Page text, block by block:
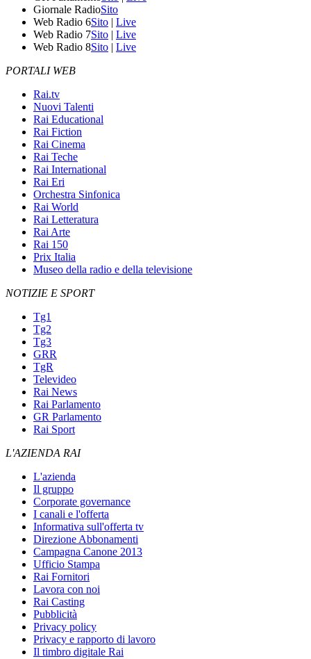
Giornale RadioSito
Web Radio 6Sito | Live
Web Radio 7Sito | Live
Web Radio 8Sito | Live
PORTALI WEB
Rai.tv
Nuovi Talenti
Rai Educational
Rai Fiction
Rai Cinema
Rai Teche
Rai International
Rai Eri
Orchestra Sinfonica
Rai World
Rai Letteratura
Rai Arte
Rai 150
Prix Italia
Museo della radio e della televisione
NOTIZIE E SPORT
Tg1
Tg2
Tg3
GRR
TgR
Televideo
Rai News
Rai Parlamento
GR Parlamento
Rai Sport
L'AZIENDA RAI
L'azienda
Il gruppo
Corporate governance
I canali e l'offerta
Informativa sull'offerta tv
Direzione Abbonamenti
Campagna Canone 2013
Ufficio Stampa
Rai Fornitori
Lavora con noi
Rai Casting
Pubblicità
Privacy policy
Privacy e rapporto di lavoro
Il timbro digitale Rai